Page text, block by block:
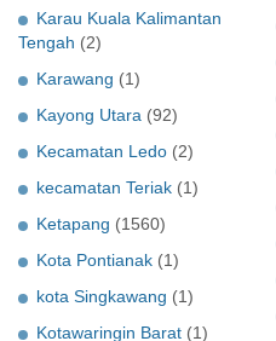
Karau Kuala Kalimantan
Tengah (2)
Karawang (1)
Kayong Utara (92)
Kecamatan Ledo (2)
kecamatan Teriak (1)
Ketapang (1560)
Kota Pontianak (1)
kota Singkawang (1)
Kotawaringin Barat (1)